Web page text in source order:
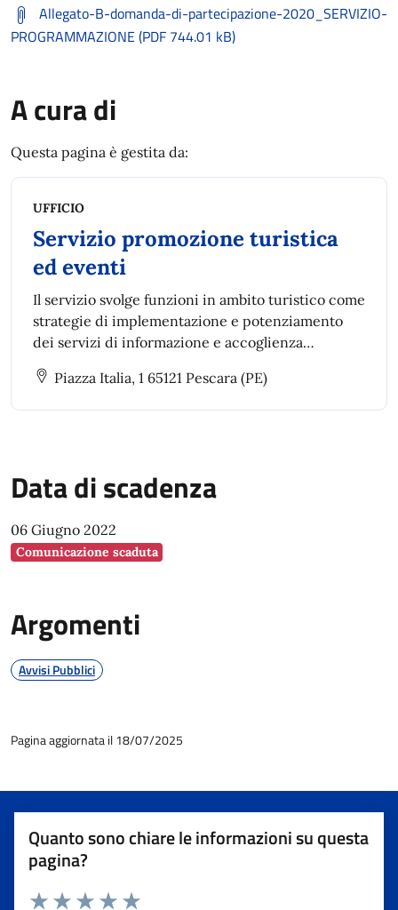
Allegato-B-domanda-di-partecipazione-2020_SERVIZIO-
PROGRAMMAZIONE (PDF 744.01 kB)
A cura di
Questa pagina è gestita da:
UFFICIO
Servizio promozione turistica
ed eventi
Il servizio svolge funzioni in ambito turistico come
strategie di implementazione e potenziamento
dei servizi di informazione e accoglienza
turistica, pianificazione, progettazione e
attuazione di progetti di promozione turistica
Piazza Italia, 1 65121 Pescara (PE)
Data di scadenza
06 Giugno 2022
Comunicazione scaduta
Argomenti
Avvisi Pubblici
Pagina aggiornata il 18/07/2025
Quanto sono chiare le informazioni su questa
pagina?